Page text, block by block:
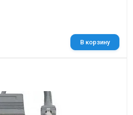
В корзину